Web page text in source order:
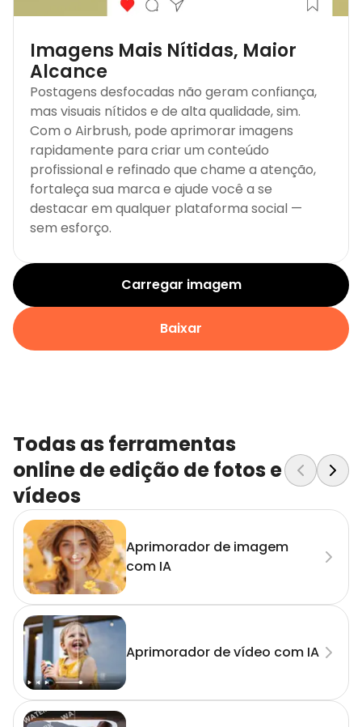
Imagens Mais Nítidas, Maior
Alcance
Postagens desfocadas não geram confiança,
mas visuais nítidos e de alta qualidade, sim.
Com o Airbrush, pode aprimorar imagens
rapidamente para criar um conteúdo
profissional e refinado que chame a atenção,
fortaleça sua marca e ajude você a se
destacar em qualquer plataforma social —
sem esforço.
Carregar imagem
Baixar
Todas as ferramentas
online de edição de fotos e
vídeos
Aprimorador de imagem
com IA
Aprimorador de vídeo com IA